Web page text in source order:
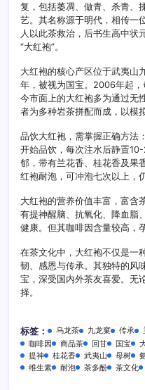
复，包括萎凋、做青、杀青、
艺。其名称源于明代，相传一
人以此茶救治，后书生高中状
“大红袍”。
大红袍的核心产区位于武夷山
年，被视为国宝。2006年起
今市面上的大红袍多为通过无
者为多种岩茶拼配而成，以模
品饮大红袍，需掌握正确方法
开始品饮，每次注水后静置
郁，带有兰花香、桂花香及果
红袍耐泡，可冲泡七次以上，
大红袍的营养价值丰富，富含
有提神醒脑、抗氧化、降血脂
健康。但其咖啡因含量较高，
在茶文化中，大红袍不仅是一
韧、感恩与传承。其独特的风
宝，深受国内外茶友喜爱。无
择。
标签： 乌龙茶 九龙窠 传承
咖啡因
商品茶 回甘 国宝
提神
桂花香 武夷山 母树
维生素
耐泡 茶多酚 茶文化